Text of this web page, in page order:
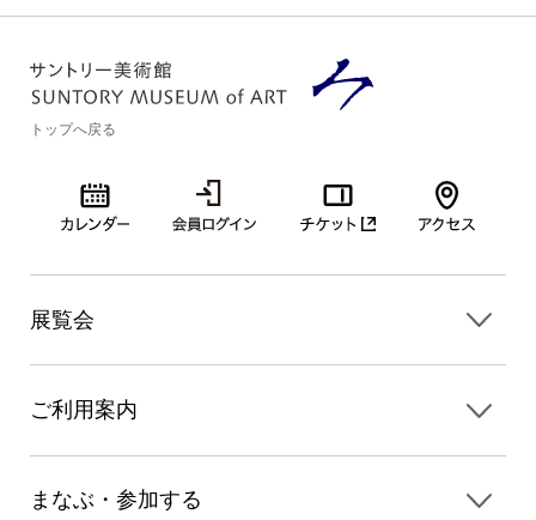
トップへ戻る
展覧会
ご利用案内
まなぶ・参加する